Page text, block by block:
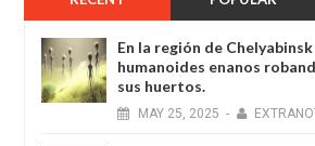
En la región de
humanoides enanos
sus huertos.
MAY 25, 2025 -